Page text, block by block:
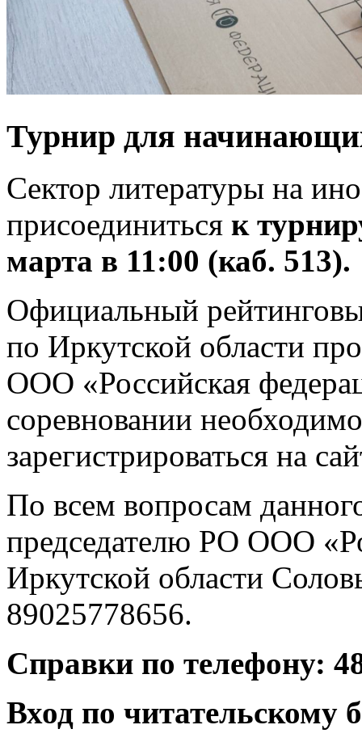
Турнир для
Сектор литературы на
присоединиться к
марта в 11:00 (каб. 513).
Официальный
по Иркутской области
ООО «Российская
соревновании
зарегистрироваться на
По всем вопросам
председателю РО ООО
Иркутской области
89025778656.
Справки по телефону:
Вход по читательскому